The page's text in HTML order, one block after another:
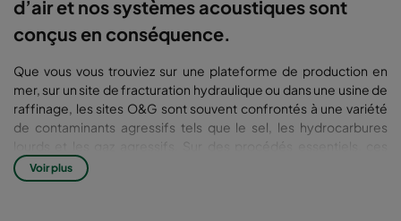
d’air et nos systèmes acoustiques sont
conçus en conséquence.
Que vous vous trouviez sur une plateforme de production en
mer, sur un site de fracturation hydraulique ou dans une usine de
raffinage, les sites O&G sont souvent confrontés à une variété
de contaminants agressifs tels que le sel, les hydrocarbures
lourds et les gaz agressifs. Sur des procédés essentiels, ces
défis doivent être pris en charge afin de garder les
performances optimales de l'équipement. Les applications
Voir plus